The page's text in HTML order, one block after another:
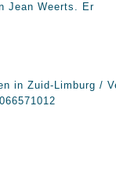
Jean Weerts. Er
in Zuid-Limburg /